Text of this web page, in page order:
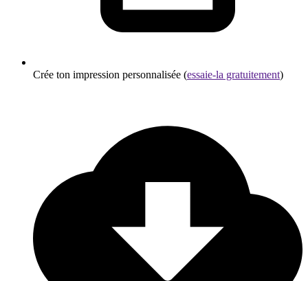
Crée ton impression personnalisée (essaie-la gratuitement)